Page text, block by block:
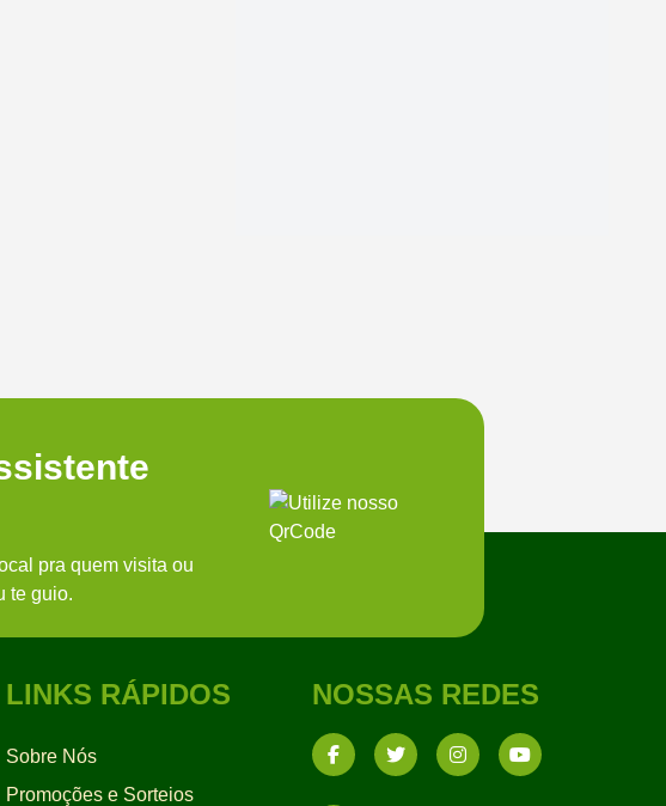
pra quem visita ou
te guio.
LINKS RÁPIDOS
Sobre Nós
Promoções e Sorteios
NOSSAS REDES